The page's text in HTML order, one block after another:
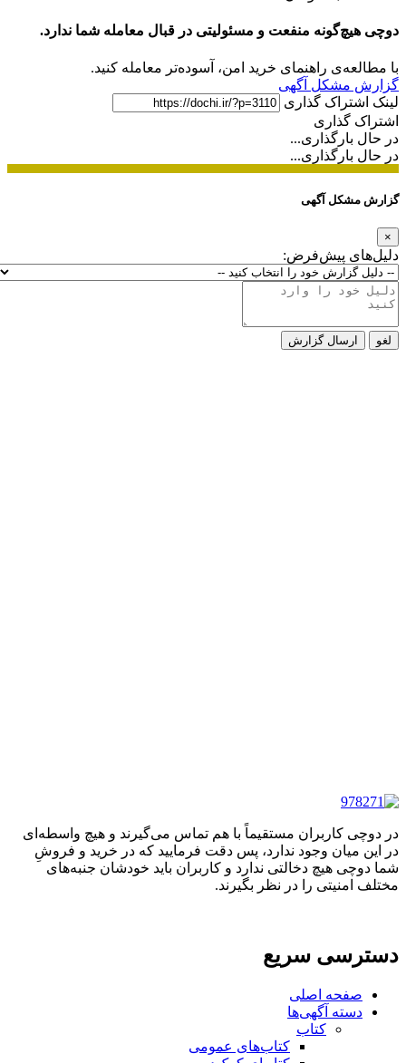
دوچی هیچ‌گونه منفعت و مسئولیتی در قبال معامله شما ندارد.
با مطالعه‌ی راهنمای خرید امن، آسوده‌تر معامله کنید.
گزارش مشکل آگهی
لینک اشتراک گذاری
اشتراک گذاری
در حال بارگذاری...
در حال بارگذاری...
گزارش مشکل آگهی
×
دلیل‌های پیش‌فرض:
لغو ارسال گزارش
در دوچی کاربران مستقیماً با هم تماس می‌گیرند و هیچ واسطه‌ای
در این میان وجود ندارد، پس دقت فرمایید که در خرید و فروشِ
شما دوچی هیچ دخالتی ندارد و کاربران باید خودشان جنبه‌های
مختلف امنیتی را در نظر بگیرند.
دسترسی سریع
صفحه اصلی
دسته آگهی‌ها
کتاب
کتاب‌های عمومی